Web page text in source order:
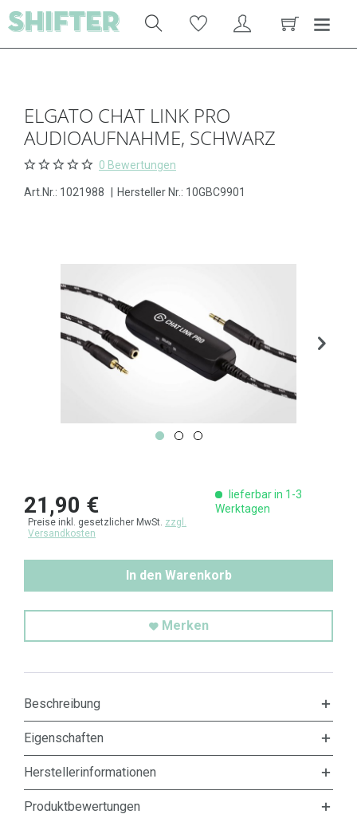
ELGATO CHAT LINK PRO
AUDIOAUFNAHME, SCHWARZ
0 Bewertungen
Art.Nr.: 1021988 Hersteller Nr.: 10GBC9901
21,90 €
Preise inkl. gesetzlicher MwSt. zzgl.
Versandkosten
lieferbar in 1-3
Werktagen
In den Warenkorb
Merken
Beschreibung
Eigenschaften
Herstellerinformationen
Produktbewertungen